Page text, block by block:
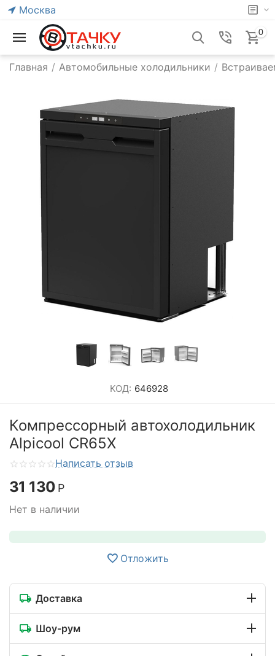
Москва
0
Главная / Автомобильные холодильники /
КОД: 646928
Компрессорный автохолодильник
Alpicool CR65X
Написать отзыв
31 130 Р
Нет в наличии
Отложить
Доставка
Шоу-рум